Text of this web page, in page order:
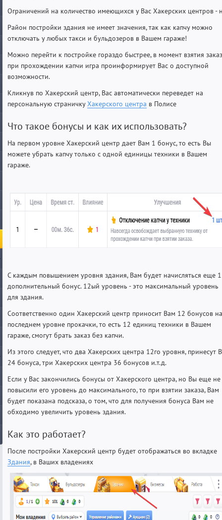
Ограничений на количество имеющихся у Вас Хакерских центров -
Район постройки здания не имеет значения, так как капчу можно
отключать у любых такси и бульдозеров в Вашем гараже!
Можно перейти к постройке гораздо быстрее, в момент взятия
при прохождении капчи игра проинформирует Вас о доступной
возможности.
Кликнув по Хакерский центр, Вас автоматически переведет на
персональную страничку Хакерского центра в Полисе
Что такое бонусы и как их использовать?
На первом уровне Хакерский центр дает Вам 1 бонус, то есть Вы
можете убрать капчу только с одной единицы техники в Вашем
гараже.
С каждым повышением уровня здания, Вам будет начисляться еще 1
дополнительный бонус. 12ый уровень - это максимальный уровень
для здания.
Соответственно один Хакерский центр приносит Вам 12 бонусов на
последнем уровне прокачки, то есть 12 единиц техники в Вашем
гараже, смогут брать заказ без капчи.
Из этого следует, что два Хакерских центра 12го уровня, принесут
24 бонуса, три Хакерских центра 36 бонусов и.т.д.
Если у Вас закончились бонусы от Хакерского центра, но Вы еще не
повысили его уровень до максимального, то при взятии заказа, Вам
будет показана подсказа, о том, что для получения бонуса Вам не
обходимо увеличить уровень здания.
Как это работает?
После постройки Хакерский центр будет отображаться во вкладке
Здания, в Ваших владениях